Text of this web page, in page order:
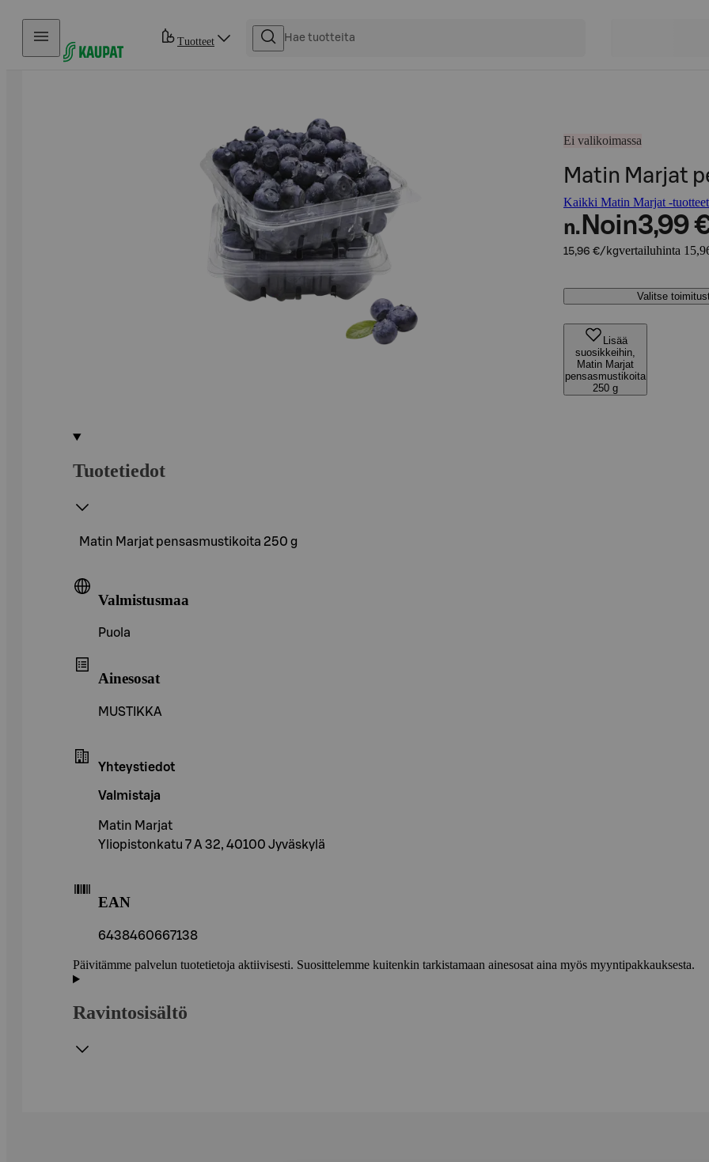
Hyppää sisältöön
Tuotteet
Ei valikoimassa
Matin Marjat
Kaikki Matin Marjat -tuotteet
n. Noin3,99
15,96 €/kgvertailuhinta
Valitse
Lisää
suosikkeihin,
Matin Marjat
pensasmustikoita
250 g
Tuotetiedot
Matin Marjat pensasmustikoita 250 g
Valmistusmaa
Puola
Ainesosat
MUSTIKKA
Yhteystiedot
Valmistaja
Matin Marjat
Yliopistonkatu 7 A 32, 40100 Jyväskylä
EAN
6438460667138
Päivitämme palvelun tuotetietoja aktiivisesti. Suosittelemme kuitenkin tarkistamaan ainesosat aina myös myyntipakkauksesta.
Ravintosisältö